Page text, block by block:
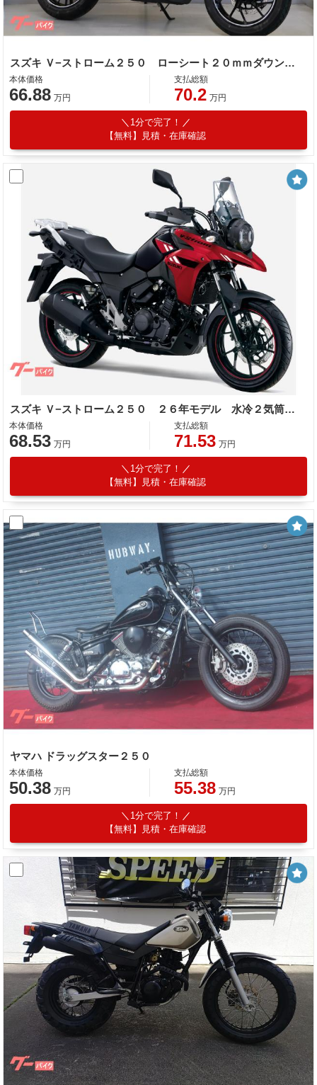
スズキ Ｖ−ストローム２５０ ローシート２０ｍｍダウン 多機能メーター １２ＶＤＣソケット
本体価格
66.88 万円
支払総額
70.2 万円
1分で完了！
【無料】見積・在庫確認
スズキ Ｖ−ストローム２５０ ２６年モデル 水冷２気筒エンジン ＬＥＤヘッドライト標準装備
本体価格
68.53 万円
支払総額
71.53 万円
1分で完了！
【無料】見積・在庫確認
ヤマハ ドラッグスター２５０
本体価格
50.38 万円
支払総額
55.38 万円
1分で完了！
【無料】見積・在庫確認